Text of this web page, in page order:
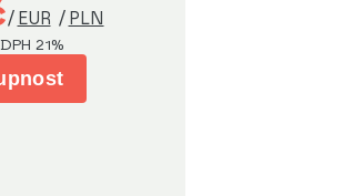
/ EUR / PLN
21%